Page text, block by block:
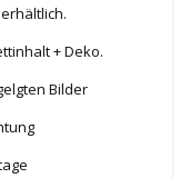
+ Deko.
Bilder